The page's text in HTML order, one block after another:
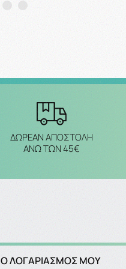
ΔΩΡΕΑΝ ΑΠΟΣΤΟΛΗ
ΑΝΩ ΤΩΝ 45€
Ο ΛΟΓΑΡΙΑΣΜΌΣ ΜΟΥ